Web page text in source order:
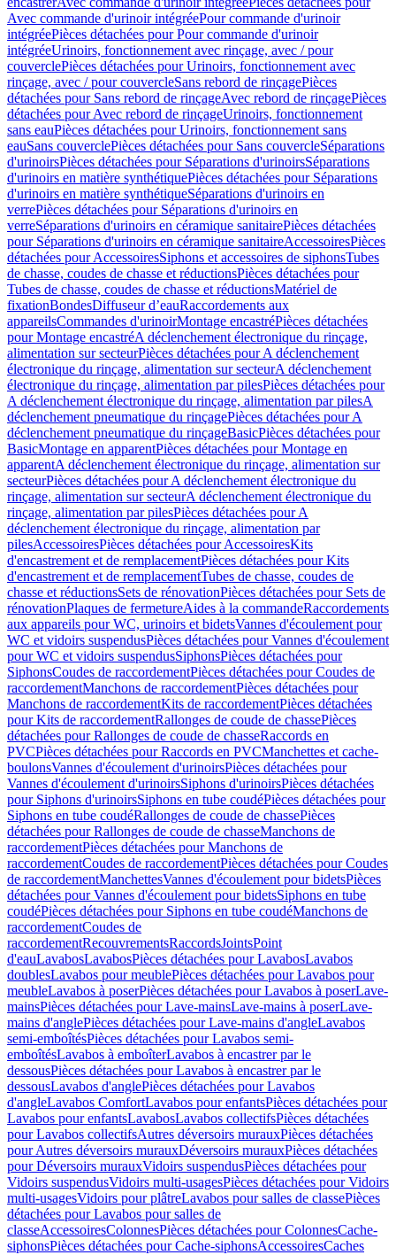
Avec commande d'urinoir intégréePour commande d'urinoir
intégréePièces détachées pour Pour commande d'urinoir
intégréeUrinoirs, fonctionnement avec rinçage, avec / pour
couverclePièces détachées pour Urinoirs, fonctionnement avec
rinçage, avec / pour couvercleSans rebord de rinçagePièces
détachées pour Sans rebord de rinçageAvec rebord de rinçagePièces
détachées pour Avec rebord de rinçageUrinoirs, fonctionnement
sans eauPièces détachées pour Urinoirs, fonctionnement sans
eauSans couverclePièces détachées pour Sans couvercleSéparations
d'urinoirsPièces détachées pour Séparations d'urinoirsSéparations
d'urinoirs en matière synthétiquePièces détachées pour Séparations
d'urinoirs en matière synthétiqueSéparations d'urinoirs en
verrePièces détachées pour Séparations d'urinoirs en
verreSéparations d'urinoirs en céramique sanitairePièces détachées
pour Séparations d'urinoirs en céramique sanitaireAccessoiresPièces
détachées pour AccessoiresSiphons et accessoires de siphonsTubes
de chasse, coudes de chasse et réductionsPièces détachées pour
Tubes de chasse, coudes de chasse et réductionsMatériel de
fixationBondesDiffuseur d’eauRaccordements aux
appareilsCommandes d'urinoirMontage encastréPièces détachées
pour Montage encastréA déclenchement électronique du rinçage,
alimentation sur secteurPièces détachées pour A déclenchement
électronique du rinçage, alimentation sur secteurA déclenchement
électronique du rinçage, alimentation par pilesPièces détachées pour
A déclenchement électronique du rinçage, alimentation par pilesA
déclenchement pneumatique du rinçagePièces détachées pour A
déclenchement pneumatique du rinçageBasicPièces détachées pour
BasicMontage en apparentPièces détachées pour Montage en
apparentA déclenchement électronique du rinçage, alimentation sur
secteurPièces détachées pour A déclenchement électronique du
rinçage, alimentation sur secteurA déclenchement électronique du
rinçage, alimentation par pilesPièces détachées pour A
déclenchement électronique du rinçage, alimentation par
pilesAccessoiresPièces détachées pour AccessoiresKits
d'encastrement et de remplacementPièces détachées pour Kits
d'encastrement et de remplacementTubes de chasse, coudes de
chasse et réductionsSets de rénovationPièces détachées pour Sets de
rénovationPlaques de fermetureAides à la commandeRaccordements
aux appareils pour WC, urinoirs et bidetsVannes d'écoulement pour
WC et vidoirs suspendusPièces détachées pour Vannes d'écoulement
pour WC et vidoirs suspendusSiphonsPièces détachées pour
SiphonsCoudes de raccordementPièces détachées pour Coudes de
raccordementManchons de raccordementPièces détachées pour
Manchons de raccordementKits de raccordementPièces détachées
pour Kits de raccordementRallonges de coude de chassePièces
détachées pour Rallonges de coude de chasseRaccords en
PVCPièces détachées pour Raccords en PVCManchettes et cache-
boulonsVannes d'écoulement d'urinoirsPièces détachées pour
Vannes d'écoulement d'urinoirsSiphons d'urinoirsPièces détachées
pour Siphons d'urinoirsSiphons en tube coudéPièces détachées pour
Siphons en tube coudéRallonges de coude de chassePièces
détachées pour Rallonges de coude de chasseManchons de
raccordementPièces détachées pour Manchons de
raccordementCoudes de raccordementPièces détachées pour Coudes
de raccordementManchettesVannes d'écoulement pour bidetsPièces
détachées pour Vannes d'écoulement pour bidetsSiphons en tube
coudéPièces détachées pour Siphons en tube coudéManchons de
raccordementCoudes de
raccordementRecouvrementsRaccordsJointsPoint
d'eauLavabosLavabosPièces détachées pour LavabosLavabos
doublesLavabos pour meublePièces détachées pour Lavabos pour
meubleLavabos à poserPièces détachées pour Lavabos à poserLave-
mainsPièces détachées pour Lave-mainsLave-mains à poserLave-
mains d'anglePièces détachées pour Lave-mains d'angleLavabos
semi-emboîtésPièces détachées pour Lavabos semi-
emboîtésLavabos à emboîterLavabos à encastrer par le
dessousPièces détachées pour Lavabos à encastrer par le
dessousLavabos d'anglePièces détachées pour Lavabos
d'angleLavabos ComfortLavabos pour enfantsPièces détachées pour
Lavabos pour enfantsLavabosLavabos collectifsPièces détachées
pour Lavabos collectifsAutres déversoirs murauxPièces détachées
pour Autres déversoirs murauxDéversoirs murauxPièces détachées
pour Déversoirs murauxVidoirs suspendusPièces détachées pour
Vidoirs suspendusVidoirs multi-usagesPièces détachées pour Vidoirs
multi-usagesVidoirs pour plâtreLavabos pour salles de classePièces
détachées pour Lavabos pour salles de
classeAccessoiresColonnesPièces détachées pour ColonnesCache-
siphonsPièces détachées pour Cache-siphonsAccessoiresCaches